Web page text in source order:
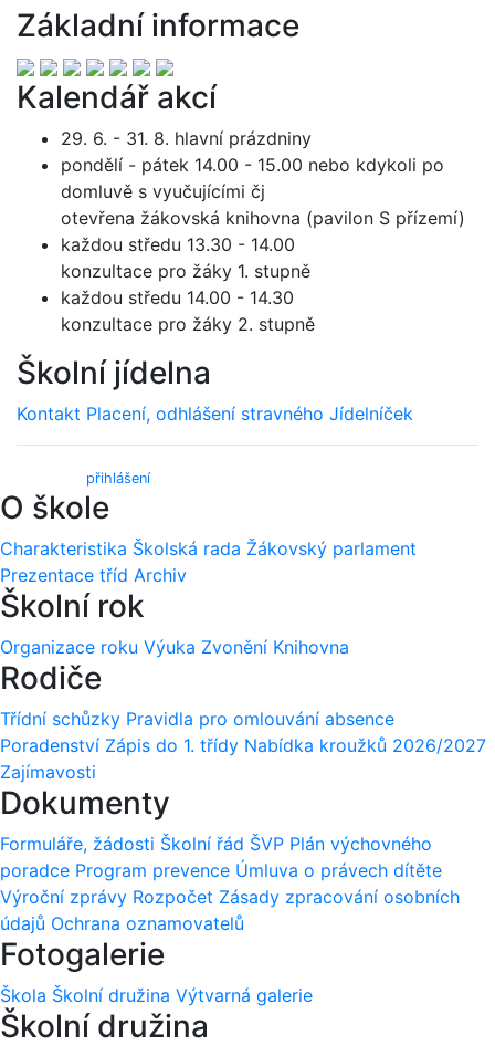
Základní informace
Kalendář akcí
29. 6. - 31. 8. hlavní prázdniny
pondělí - pátek 14.00 - 15.00 nebo kdykoli po
domluvě s vyučujícími čj
otevřena žákovská knihovna (pavilon S přízemí)
každou středu 13.30 - 14.00
konzultace pro žáky 1. stupně
každou středu 14.00 - 14.30
konzultace pro žáky 2. stupně
Školní jídelna
Kontakt Placení, odhlášení stravného Jídelníček
přihlášení)
O škole
Charakteristika Školská rada Žákovský parlament
Prezentace tříd Archiv
Školní rok
Organizace roku Výuka Zvonění Knihovna
Rodiče
Třídní schůzky Pravidla pro omlouvání absence
Poradenství Zápis do 1. třídy Nabídka kroužků 2026/2027
Zajímavosti
Dokumenty
Formuláře, žádosti Školní řád ŠVP Plán výchovného
poradce Program prevence Úmluva o právech dítěte
Výroční zprávy Rozpočet Zásady zpracování osobních
údajů Ochrana oznamovatelů
Fotogalerie
Škola Školní družina Výtvarná galerie
Školní družina